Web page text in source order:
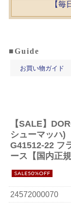
【毎
■Guide
お買い物ガイド
【SALE】
シューマッハ)
G41512-22 フ
ース【国内正規
24572000070